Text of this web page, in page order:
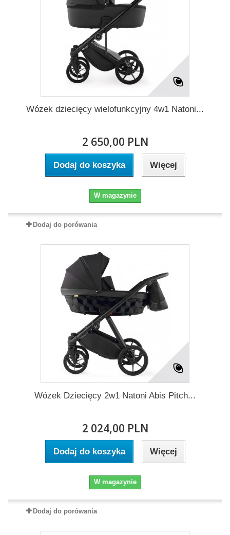
Wózek dziecięcy wielofunkcyjny 4w1 Natoni...
2 650,00 PLN
Dodaj do koszyka Więcej
W magazynie
Dodaj do porówania
Wózek Dziecięcy 2w1 Natoni Abis Pitch...
2 024,00 PLN
Dodaj do koszyka Więcej
W magazynie
Dodaj do porówania